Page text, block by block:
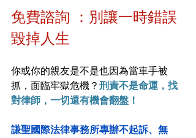
免費諮詢 ：別讓一時錯誤
毀掉人生
你或你的親友是不是也因為當車手被
抓，面臨牢獄危機？ 刑責不是命運，找
對律師，一切還有機會翻盤！
謙聖國際法律事務所專辦不起訴、無